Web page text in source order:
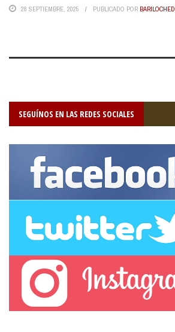
28 SEPTIEMBRE, 2025 PUBLICADO POR BARILOCHED
SEGUÍNOS EN LAS REDES SOCIALES